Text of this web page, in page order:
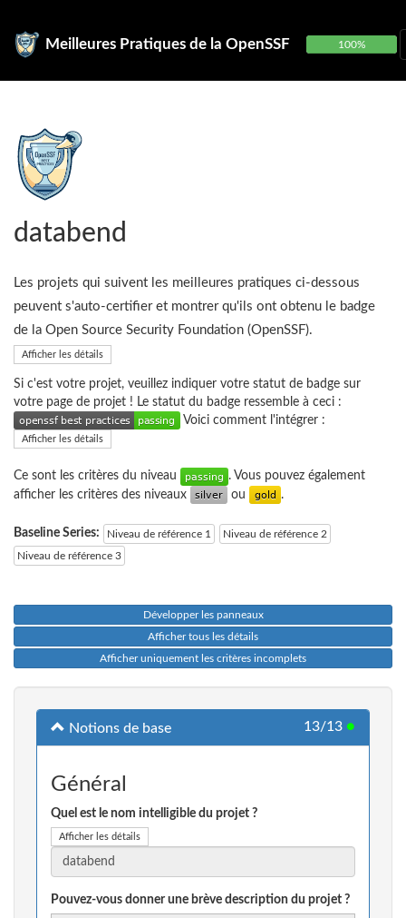
Meilleures Pratiques de la OpenSSF 100%
databend
Les projets qui suivent les meilleures pratiques ci-dessous
peuvent s'auto-certifier et montrer qu'ils ont obtenu le badge
de la Open Source Security Foundation (OpenSSF).
Afficher les détails
Si c'est votre projet, veuillez indiquer votre statut de badge sur
votre page de projet ! Le statut du badge ressemble à ceci :
Voici comment l'intégrer :
Afficher les détails
Ce sont les critères du niveau
. Vous pouvez également
afficher les critères des niveaux
ou .
Baseline Series: Niveau de référence 1
Niveau de référence 2
Niveau de référence 3
Développer les panneaux
Afficher tous les détails
Afficher uniquement les critères incomplets
Notions de base 13/13 ●
Général
Quel est le nom intelligible du projet ?
Afficher les détails
Pouvez-vous donner une brève description du projet ?